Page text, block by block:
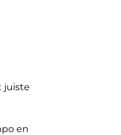
juiste
en